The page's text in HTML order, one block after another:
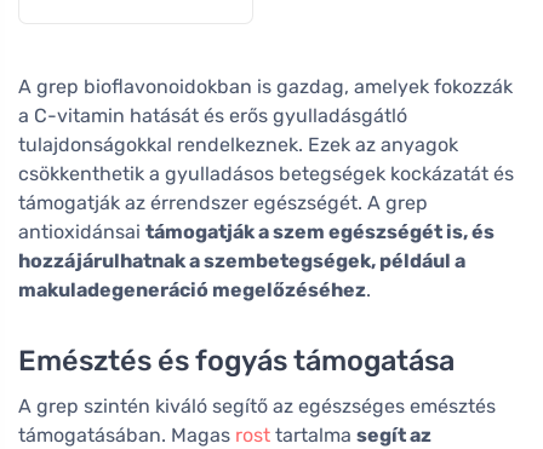
A grep bioflavonoidokban is gazdag, amelyek fokozzák
a C-vitamin hatását és erős gyulladásgátló
tulajdonságokkal rendelkeznek. Ezek az anyagok
csökkenthetik a gyulladásos betegségek kockázatát és
támogatják az érrendszer egészségét. A grep
antioxidánsai támogatják a szem egészségét is, és
hozzájárulhatnak a szembetegségek, például a
makuladegeneráció megelőzéséhez.
Emésztés és fogyás támogatása
A grep szintén kiváló segítő az egészséges emésztés
támogatásában. Magas rost tartalma segít az